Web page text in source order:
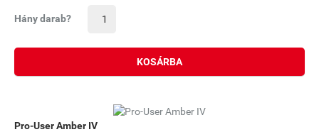
Hány darab?
KOSÁRBA
Pro-User Amber IV